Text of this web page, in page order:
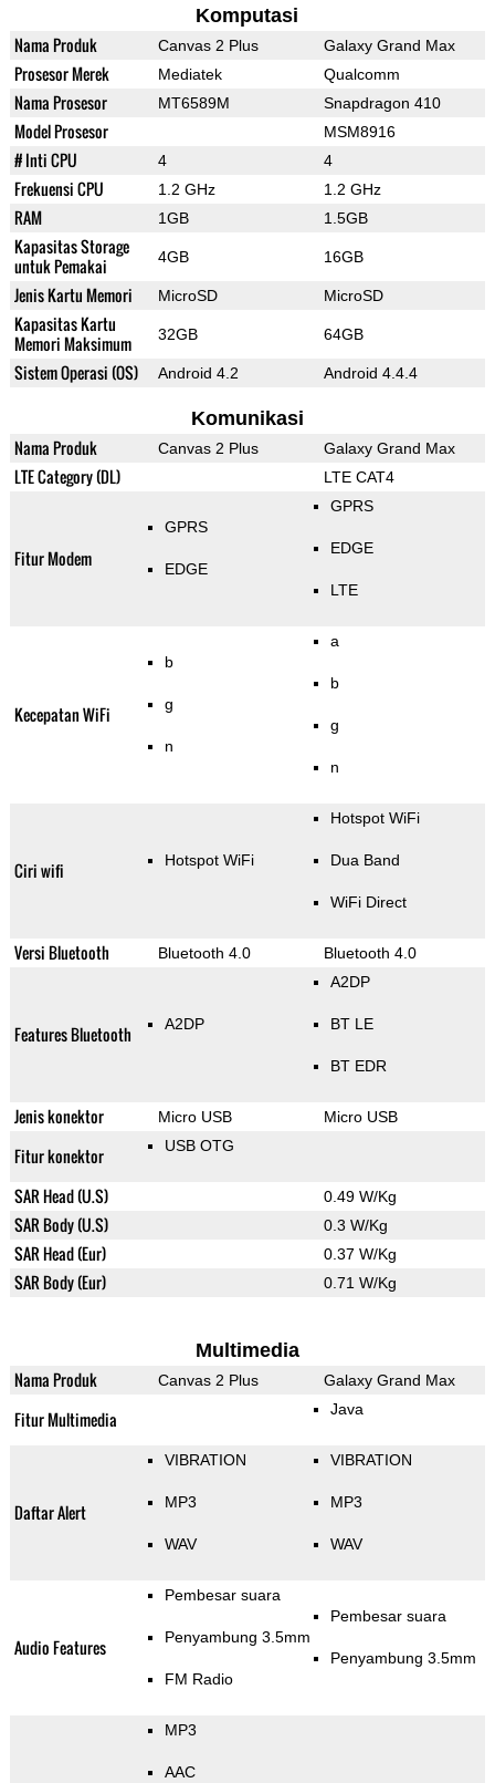
Komputasi
Nama Produk Canvas 2 Plus Galaxy Grand Max
Prosesor Merek Mediatek Qualcomm
Nama Prosesor MT6589M Snapdragon 410
Model Prosesor MSM8916
# Inti CPU 4 4
Frekuensi CPU 1.2 GHz 1.2 GHz
RAM 1GB 1.5GB
Kapasitas Storage
untuk Pemakai
4GB 16GB
Jenis Kartu Memori MicroSD MicroSD
Kapasitas Kartu
Memori Maksimum
32GB 64GB
Sistem Operasi (OS) Android 4.2 Android 4.4.4
Komunikasi
Nama Produk Canvas 2 Plus Galaxy Grand Max
LTE Category (DL) LTE CAT4
Fitur Modem
GPRS
EDGE
GPRS
EDGE
LTE
Kecepatan WiFi
b
g
n
a
b
g
n
Ciri wifi Hotspot WiFi
Hotspot WiFi
Dua Band
WiFi Direct
Versi Bluetooth Bluetooth 4.0 Bluetooth 4.0
Features Bluetooth A2DP
A2DP
BT LE
BT EDR
Jenis konektor Micro USB Micro USB
Fitur konektor USB OTG
SAR Head (U.S) 0.49 W/Kg
SAR Body (U.S) 0.3 W/Kg
SAR Head (Eur) 0.37 W/Kg
SAR Body (Eur) 0.71 W/Kg
Multimedia
Nama Produk Canvas 2 Plus Galaxy Grand Max
Fitur Multimedia Java
Daftar Alert
VIBRATION
MP3
WAV
VIBRATION
MP3
WAV
Audio Features
Pembesar suara
Penyambung 3.5mm
FM Radio
Pembesar suara
Penyambung 3.5mm
MP3
AAC